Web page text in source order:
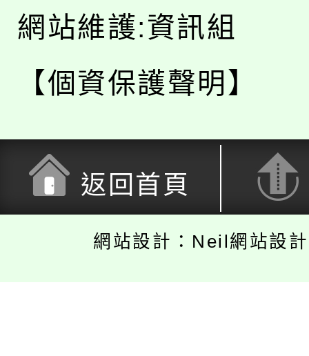
網站維護:資訊組
【個資保護聲明】
返回首頁
網站設計：Neil網站設